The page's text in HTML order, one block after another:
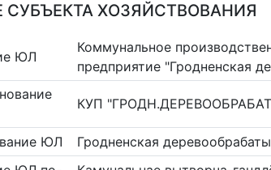
ХОЗЯЙСТВОВАНИЯ
ЮЛ
Коммунальное
предприятие "Гродненская
КУП
ЮЛ
Гродненская